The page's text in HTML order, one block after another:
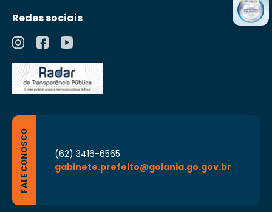
Redes sociais
FALE CONOSCO
(62) 3416-6565
gabinete.prefeito@goiania.go.gov.br